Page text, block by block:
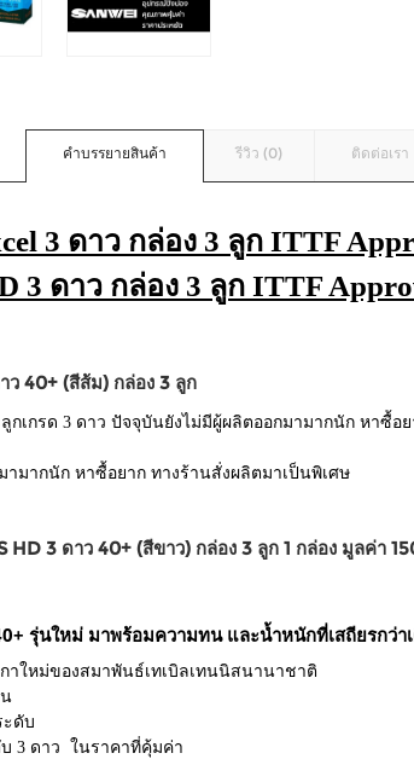
คำบรรยายสินค้า รีวิว (0) ติดต่อเรา
3 ดาว กล่อง 3 ลูก ITTF
3 ดาว กล่อง 3 ลูก ITTF
ว 40+ (สีส้ม) กล่อง 3 ลูก
กเกรด 3 ดาว ปัจจุบันยังไม่มีผู้ผลิตออกมามากนัก หาซื้อ
ามากนัก หาซื้อยาก ทางร้านสั่งผลิตมาเป็นพิเศษ
3 ดาว 40+ (สีขาว) กล่อง 3 ลูก 1 กล่อง มูลค่า
รุ่นใหม่ มาพร้อมความทน และน้ำหนักที่เสถียรกว่า
ใหม่ของสมาพันธ์เทเบิลเทนนิสนานาชาติ
ะดับ
3 ดาว ในราคาที่คุ้มค่า